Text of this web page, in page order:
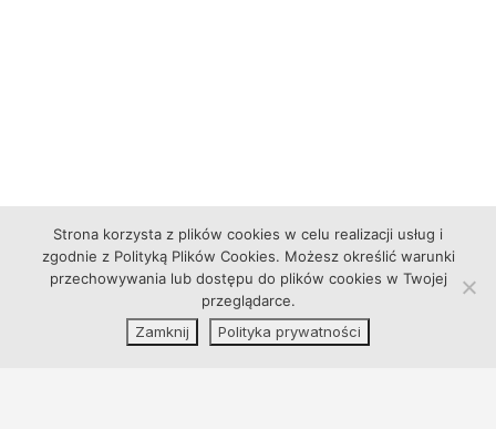
Strona korzysta z plików cookies w celu realizacji usług i
zgodnie z Polityką Plików Cookies. Możesz określić warunki
przechowywania lub dostępu do plików cookies w Twojej
przeglądarce.
Zamknij
Polityka prywatności